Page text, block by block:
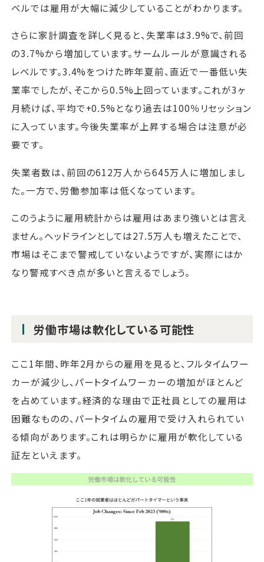
ベルでは雇用が大幅に減少していることがわかります。
さらに家計調査を詳しく見ると、失業率は3.9%で、前回
の3.7%から増加しています。サームルールが意識される
レベルです。3.4%をつけた昨年夏前、直近で一番低い失
業率でしたが、そこから0.5%上回っています。これが3ヶ
月続けば、平均で+0.5%となり過去は100％リセッション
に入っています。今後失業率が上昇する場合は注意が必
要です。
失業者数は、前回の612万人から645万人に増加しまし
た。一方で、労働参加率は低くなっています。
このうように雇用統計からは雇用はあまり強いとは言え
ません。ヘッドラインとしては27.5万人も増えたことで、
市場はそこまで警戒していないようですが、実際にはか
なり警戒すべき点が多いと言えるでしょう。
労働市場は軟化している可能性
ここ1年間、昨年2月からの雇用を見ると、フルタイムワー
カーが減少し、パートタイムワーカーの増加がほとんど
を占めています。経済的な理由で正社員としての雇用は
困難なものの、パートタイムの雇用で受け入れられてい
る傾向があります。これは明らかに雇用が軟化している
証左といえます。